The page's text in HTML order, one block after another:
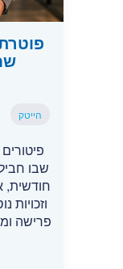
הייטק
שבו
חודשית,
פרישה